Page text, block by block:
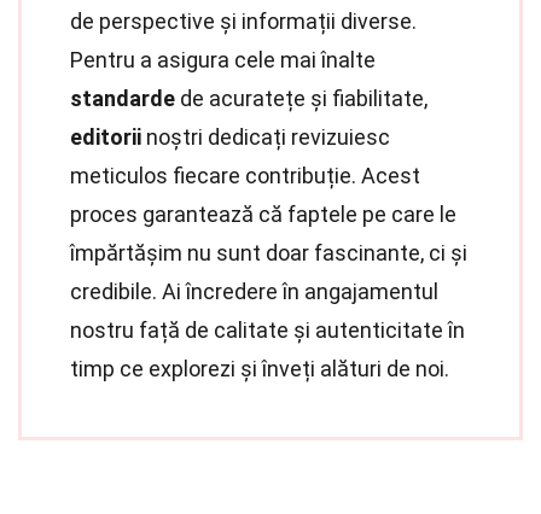
de perspective și informații diverse.
Pentru a asigura cele mai înalte
standarde de acuratețe și fiabilitate,
editorii noștri dedicați revizuiesc
meticulos fiecare contribuție. Acest
proces garantează că faptele pe care le
împărtășim nu sunt doar fascinante, ci și
credibile. Ai încredere în angajamentul
nostru față de calitate și autenticitate în
timp ce explorezi și înveți alături de noi.